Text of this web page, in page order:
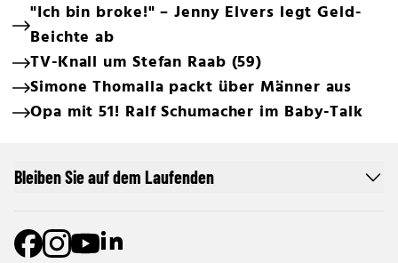
"Ich bin broke!" – Jenny Elvers legt Geld-
Beichte ab
TV-Knall um Stefan Raab (59)
Simone Thomalla packt über Männer aus
Opa mit 51! Ralf Schumacher im Baby-Talk
Bleiben Sie auf dem Laufenden